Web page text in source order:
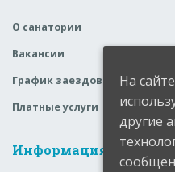
О санатории
Вакансии
График заездов
Платные услуги
Информация
На
другие